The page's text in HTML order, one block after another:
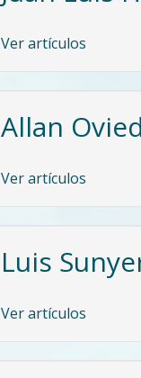
Ver artículos
Allan
Ver artículos
Luis
Ver artículos